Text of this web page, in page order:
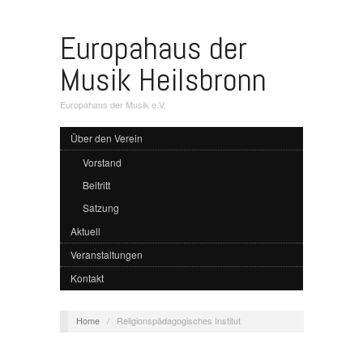
Europahaus der
Musik Heilsbronn
Europahaus der Musik e.V.
Über den Verein
Vorstand
Beitritt
Satzung
Aktuell
Veranstaltungen
Kontakt
Home / Religionspädagogisches Institut